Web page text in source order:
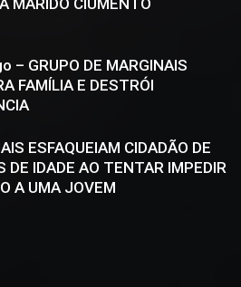
– GRUPO DE MARGINAIS
FAMÍLIA E DESTRÓI
ESFAQUEIAM CIDADÃO DE
DE IDADE AO TENTAR IMPEDIR
A UMA JOVEM